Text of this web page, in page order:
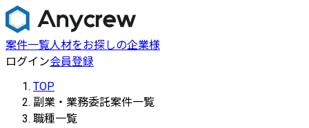
案件一覧人材をお探しの企業様
ログイン会員登録
TOP
副業・業務委託案件一覧
職種一覧